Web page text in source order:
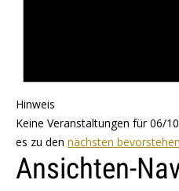
Hinweis
Keine Veranstaltungen für 06/
es zu den nächsten
Ansichten-